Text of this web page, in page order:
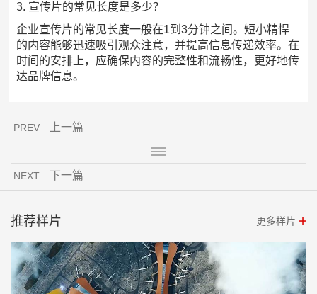
3. 宣传片的常见长度是多少？
企业宣传片的常见长度一般在1到3分钟之间。短小精悍
的内容能够迅速吸引观众注意，并提高信息传递效率。在
时间的安排上，应确保内容的完整性和流畅性，更好地传
达品牌信息。
PREV 上一篇
NEXT 下一篇
推荐样片 更多样片